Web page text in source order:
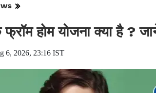
फ्रॉम होम योजना क्या है
6, 2026, 23:16 IST